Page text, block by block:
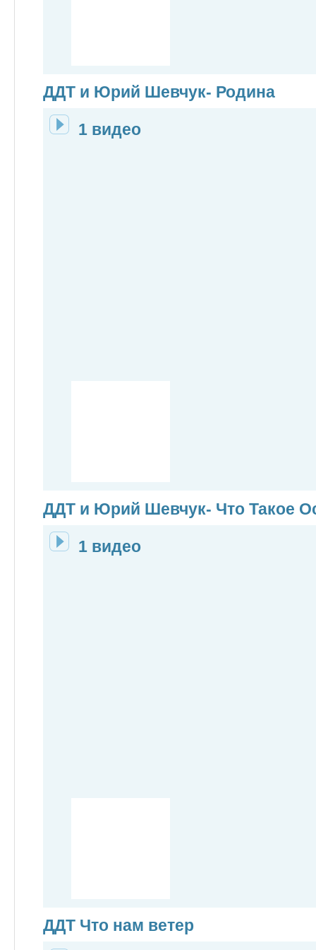
ДДТ и Юрий Шевчук- Родина
1 видео
ДДТ и Юрий Шевчук- Что Такое
1 видео
ДДТ Что нам ветер